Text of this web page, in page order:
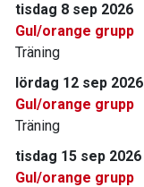
tisdag 8 sep 2026
Gul/orange grupp
Träning
lördag 12 sep 2026
Gul/orange grupp
Träning
tisdag 15 sep 2026
Gul/orange grupp